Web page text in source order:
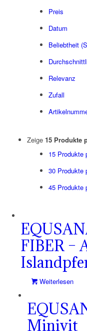
Preis
Datum
Beliebtheit
Relevanz
Zufall
Zeige 15 Produkte
15 Produkte
30 Produkte
45 Produkte
FIBER –
Weiterlesen
Minivit